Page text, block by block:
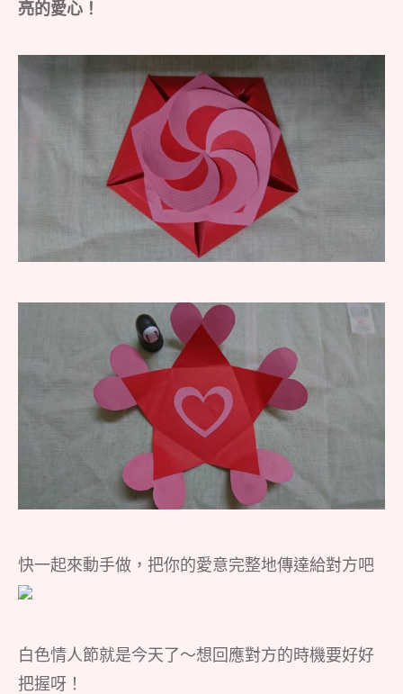
亮的愛心！
快一起來動手做，把你的愛意完整地傳達給對方吧
白色情人節就是今天了～想回應對方的時機要好好
把握呀！